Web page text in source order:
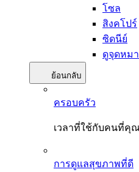
โซล
สิงคโปร์
ซิดนีย์
ดูจุดหม
ย้อนกลับ
ครอบครัว
เวลาที่ใช้กับคนที่คุ
การดูแลสุขภาพที่ดี